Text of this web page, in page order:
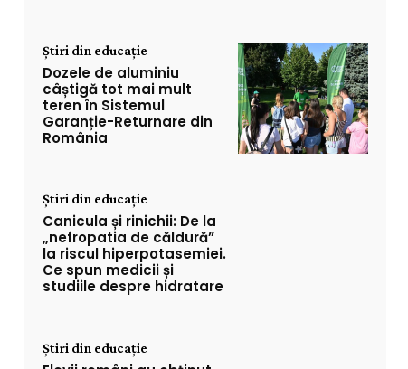
Știri din educație
Dozele de aluminiu
câștigă tot mai mult
teren în Sistemul
Garanție-Returnare din
România
Știri din educație
Canicula și rinichii: De la
„nefropatia de căldură”
la riscul hiperpotasemiei.
Ce spun medicii și
studiile despre hidratare
Știri din educație